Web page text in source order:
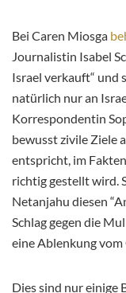
Bei Caren Miosga
Journalistin Isabel
Israel verkauft“ und
natürlich nur an
Korrespondentin
bewusst zivile Ziele
entspricht, im
richtig gestellt wird.
Netanjahu diesen
Schlag gegen die
eine Ablenkung
Dies sind nur einige